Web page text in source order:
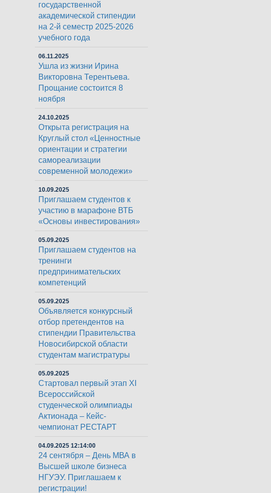
государственной
академической стипендии
на 2-й семестр 2025-2026
учебного года
06.11.2025
Ушла из жизни Ирина
Викторовна Терентьева.
Прощание состоится 8
ноября
24.10.2025
Открыта регистрация на
Круглый стол «Ценностные
ориентации и стратегии
самореализации
современной молодежи»
10.09.2025
Приглашаем студентов к
участию в марафоне ВТБ
«Основы инвестирования»
05.09.2025
Приглашаем студентов на
тренинги
предпринимательских
компетенций
05.09.2025
Объявляется конкурсный
отбор претендентов на
стипендии Правительства
Новосибирской области
студентам магистратуры
05.09.2025
Стартовал первый этап XI
Всероссийской
студенческой олимпиады
Актионада – Кейс-
чемпионат РЕСТАРТ
04.09.2025 12:14:00
24 сентября – День МВА в
Высшей школе бизнеса
НГУЭУ. Приглашаем к
регистрации!